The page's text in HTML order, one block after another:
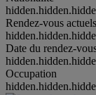
Rendez-vous actuels
Date du rendez-
Occupation